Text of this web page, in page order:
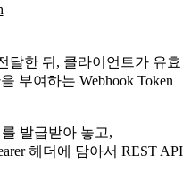
달한 뒤, 클라이언트가 유효
부여하는 Webhook Token
발급받아 놓고,
헤더에 담아서 REST API